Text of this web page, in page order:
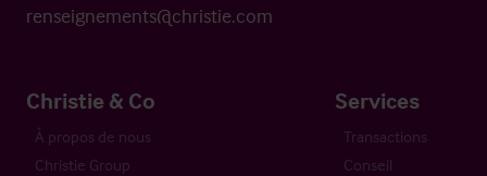
renseignements@christie.com
Christie & Co
À propos de nous
Christie Group
Services
Transactions
Conseil